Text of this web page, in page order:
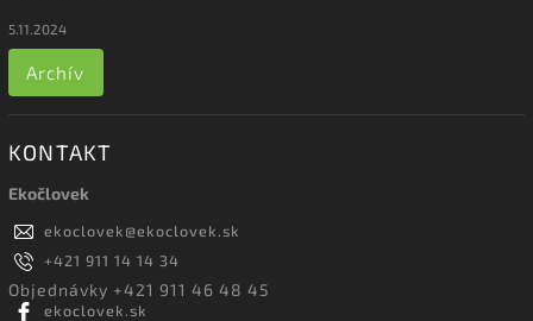
5.11.2024
Archív
KONTAKT
Ekočlovek
ekoclovek@ekoclovek.sk
+421 911 14 14 34
Objednávky +421 911 46 48 45
ekoclovek.sk